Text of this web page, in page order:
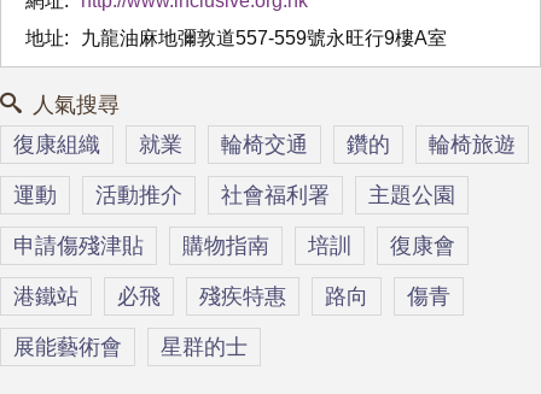
地址:
九龍油麻地彌敦道557-559號永旺行9樓A室
人氣搜尋
復康組織 就業 輪椅交通 鑽的 輪椅旅遊
運動 活動推介 社會福利署 主題公園
申請傷殘津貼 購物指南 培訓 復康會
港鐵站 必飛 殘疾特惠 路向 傷青
展能藝術會 星群的士